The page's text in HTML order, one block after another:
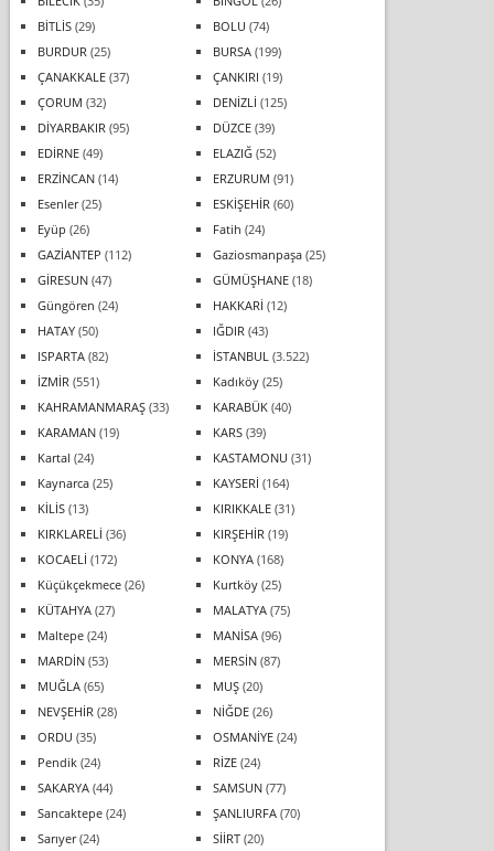
BİTLİS(29) BOLU (74)
BURDUR (25) BURSA(199)
ÇANAKKALE(37) ÇANKIRI (19)
ÇORUM (32) DENİZLİ (125)
DİYARBAKIR (95) DÜZCE(39)
EDİRNE(49) ELAZIĞ(52)
ERZİNCAN(14) ERZURUM (91)
Esenler(25) ESKİŞEHİR (60)
Eyüp (26) Fatih (24)
GAZİANTEP (112) Gaziosmanpaşa(25)
GİRESUN(47) GÜMÜŞHANE(18)
Güngören (24) HAKKARİ (12)
HATAY(50) IĞDIR (43)
ISPARTA(82) İSTANBUL (3.522)
İZMİR (551) Kadıköy(25)
KAHRAMANMARAŞ(33) KARABÜK(40)
KARAMAN(19) KARS(39)
Kartal (24) KASTAMONU (31)
Kaynarca(25) KAYSERİ (164)
KİLİS(13) KIRIKKALE(31)
KIRKLARELİ (36) KIRŞEHİR (19)
KOCAELİ (172) KONYA(168)
Küçükçekmece(26) Kurtköy(25)
KÜTAHYA(27) MALATYA(75)
Maltepe(24) MANİSA(96)
MARDİN(53) MERSİN(87)
MUĞLA(65) MUŞ(20)
NEVŞEHİR (28) NİĞDE(26)
ORDU (35) OSMANİYE(24)
Pendik(24) RİZE(24)
SAKARYA(44) SAMSUN(77)
Sancaktepe(24) ŞANLIURFA(70)
Sarıyer(24) SİİRT(20)